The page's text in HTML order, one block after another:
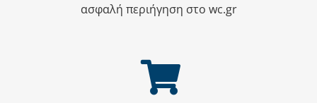
ασφαλή περιήγηση στο wc.gr